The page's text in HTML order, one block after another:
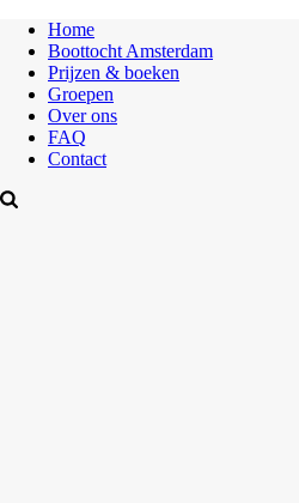
Home
Boottocht Amsterdam
Prijzen & boeken
Groepen
Over ons
FAQ
Contact